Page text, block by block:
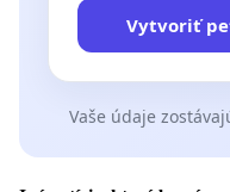
Vytvoriť
Vaše údaje